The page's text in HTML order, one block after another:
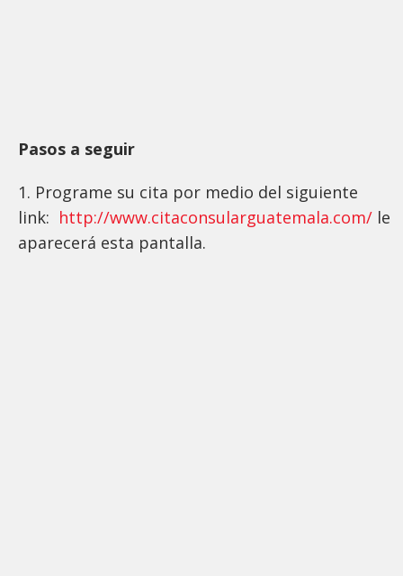
Pasos a seguir
1. Programe su cita por medio del siguiente
link: http://www.citaconsularguatemala.com/ le
aparecerá esta pantalla.